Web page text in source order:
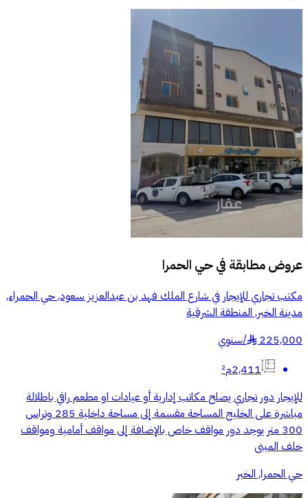
عروض مطابقة فيحي الحمرا
مكتب تجاري للإيجار في شارع الملك فهد بن عبدالعزيز سعود, حي الحمراء,
مدينة الخبر, المنطقة الشرقية
225,000
§
/سنوي
2,411م²
‏للإيجار دور تجاري ‏يصلح مكاتب إدارية ‏أو عيادات او مطعم راقي باطلالة
مباشرة على الخليج ‏المساحة مقسمة إلى مساحة داخلية 285 وتراس
300 متر ‏يوجد دور مواقف خاص ‏بالإضافة إلى مواقف أمامية ومواقف
خلف المبنى
حي الحمرا, الخبر